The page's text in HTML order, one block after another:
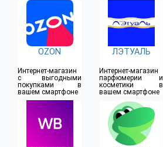
OZON
Интернет-магазин
с выгодными
покупками в
вашем смартфоне
ЛЭТУАЛЬ
Интернет-магазин
парфюмерии и
косметики в
вашем смартфоне